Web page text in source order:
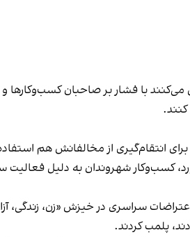
با فشار بر صاحبان کسب‌وکارها و
انتقام‌گیری از مخالفانش هم
کسب‌وکار شهروندان به دلیل فعالیت
سابقه داشته و به عنوان مثال در آذر ۱۴۰۱ و همزمان با
پلمب کردند.